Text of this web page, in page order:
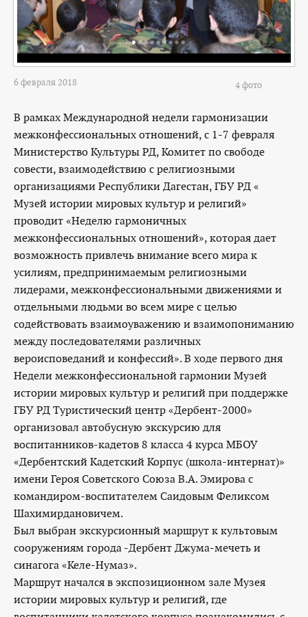
6 февраля 2018 4 фото
В рамках Международной недели гармонизации
межконфессиональных отношений, с 1-7 февраля
Министерство Культуры РД, Комитет по свободе
совести, взаимодействию с религиозными
организациями Республики Дагестан, ГБУ РД «
Музей истории мировых культур и религий»
проводит «Неделю гармоничных
межконфессиональных отношений», которая дает
возможность привлечь внимание всего мира к
усилиям, предпринимаемым религиозными
лидерами, межконфессиональными движениями и
отдельными людьми во всем мире с целью
содействовать взаимоуважению и взаимопониманию
между последователями различных
вероисповеданий и конфессий». В ходе первого дня
Недели межконфессиональной гармонии Музей
истории мировых культур и религий при поддержке
ГБУ РД Туристический центр «Дербент-2000»
организовал автобусную экскурсию для
воспитанников-кадетов 8 класса 4 курса МБОУ
«Дербентский Кадетский Корпус (школа-интернат)»
имени Героя Советского Союза В.А. Эмирова с
командиром-воспитателем Саидовым Феликсом
Шахимирдановичем.
Был выбран экскурсионный маршрут к культовым
сооружениям города -Дербент Джума-мечеть и
синагога «Келе-Нумаз».
Маршрут начался в экспозиционном зале Музея
истории мировых культур и религий, где